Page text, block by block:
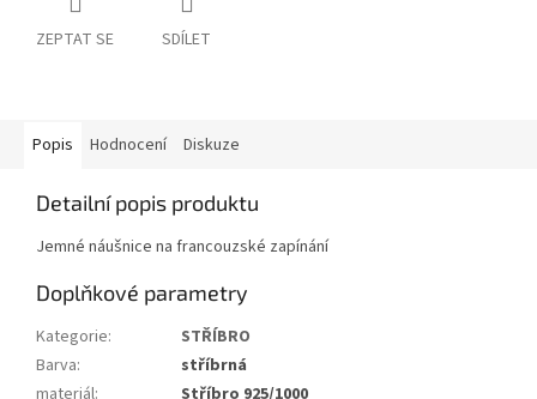
ZEPTAT SE SDÍLET
Popis Hodnocení Diskuze
Detailní popis produktu
Jemné náušnice na francouzské zapínání
Doplňkové parametry
Kategorie:
STŘÍBRO
Barva:
stříbrná